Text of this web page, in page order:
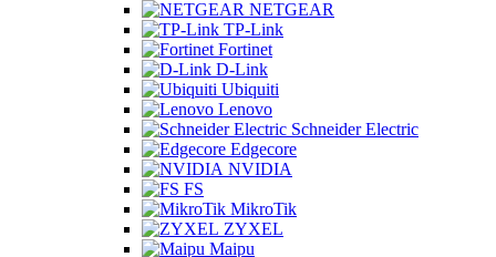
NETGEAR
TP-Link
Fortinet
D-Link
Ubiquiti
Lenovo
Schneider Electric
Edgecore
NVIDIA
FS
MikroTik
ZYXEL
Maipu